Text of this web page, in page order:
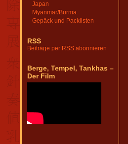
Japan
Myanmar/Burma
Gepäck und Packlisten
RSS
Beiträge per RSS abonnieren
Berge, Tempel, Tankhas –
Der Film